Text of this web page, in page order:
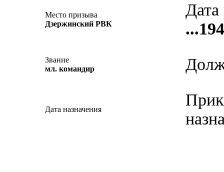
Место призыва
Дзержинский РВК
Дата
Звание
мл. командир
Дата назначения